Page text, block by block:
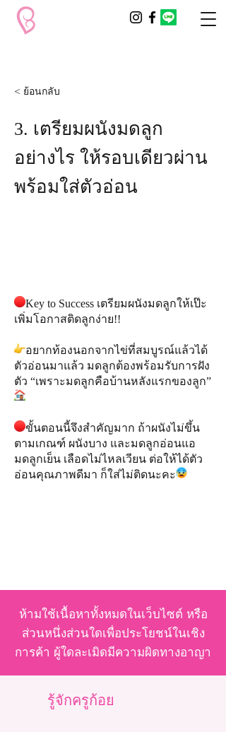
< ย้อนกลับ
3. เตรียมผนังมดลูก
อย่างไร ให้รอบเดียวผ่าน
พร้อมใส่ตัวอ่อน
Key to Success เตรียมผนังมดลูกให้เป๊ะ​
เพิ่มโอกาสติดลูกง่าย!!
อยากท้องนอกจากไข่ที่สมบูรณ์แล้วได้
ตัวอ่อนมาแล้ว มดลูกต้องพร้อมรับการฝัง
ตัว “เพราะมดลูกคือบ้านหลังแรกของลูก”
ขั้นตอนนี้จึงสำคัญมาก ถ้าผนังไม่ขึ้น
ตามเกณฑ์ ผนังบาง และมดลูกอ่อนแอ
มดลูกเย็น เลือดไม่ไหลเวียน ต่อให้ได้ตัว
อ่อนคุณภาพดีมา ก็ใส่ไม่ติดนะคะ
ห้ามใช้เนื้อหาทั้งหมดในเว็บไซต์ หรือ
ส่วนหนึ่งส่วนใดเพื่อประโยชน์ในเชิง
การค้า ผู้ใดละเมิดมีความผิดทางอาญา
รู้จักครูก้อย